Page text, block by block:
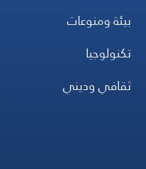
بيئة ومنوعات
تكنولوجيا
ثقافي وديني